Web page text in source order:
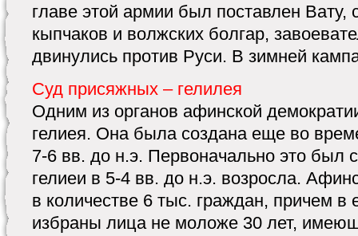
главе этой армии был поставлен
кыпчаков и волжских болгар,
двинулись против Руси. В зимней
Суд присяжных – гелилея
Одним из органов афинской
гелиея. Она была создана еще во
7-6 вв. до н.э. Первоначально это был
гелиеи в 5-4 вв. до н.э. возросла.
в количестве 6 тыс. граждан, причем в
избраны лица не моложе 30 лет,